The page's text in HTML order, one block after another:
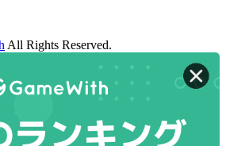
All Rights Reserved.